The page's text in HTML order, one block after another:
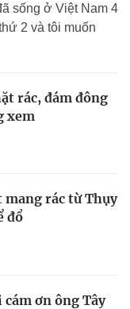
sống ở Việt Nam 4
2 và tôi muốn
rác, đám đông
xem
mang rác từ Thụy
đổ
ơn ông Tây